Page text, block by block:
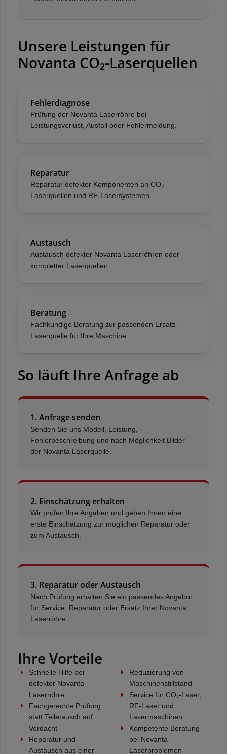
Unsere Leistungen für
Novanta CO₂-Laserquellen
Fehlerdiagnose
Prüfung der Novanta Laserröhre bei
Leistungsverlust, Ausfall oder Fehlermeldung.
Reparatur
Reparatur defekter Komponenten an CO₂-
Laserquellen und RF-Lasersystemen.
Austausch
Austausch defekter Novanta Laserröhren oder
kompletter Laserquellen.
Beratung
Fachkundige Beratung zur passenden Ersatz-
Laserquelle für Ihre Maschine.
So läuft Ihre Anfrage ab
1. Anfrage senden
Senden Sie uns Modell, Leistung,
Fehlerbeschreibung und nach Möglichkeit Bilder
der Novanta Laserquelle.
2. Einschätzung erhalten
Wir prüfen Ihre Angaben und geben Ihnen eine
erste Einschätzung zur möglichen Reparatur oder
zum Austausch.
3. Reparatur oder Austausch
Nach Prüfung erhalten Sie ein passendes Angebot
für Service, Reparatur oder Ersatz Ihrer Novanta
Laserröhre.
Ihre Vorteile
Schnelle Hilfe bei
defekter Novanta
Laserröhre
Fachgerechte Prüfung
statt Teiletausch auf
Verdacht
Reparatur und
Austausch aus einer
Reduzierung von
Maschinenstillstand
Service für CO₂-Laser,
RF-Laser und
Lasermaschinen
Kompetente Beratung
bei Novanta
Laserproblemen